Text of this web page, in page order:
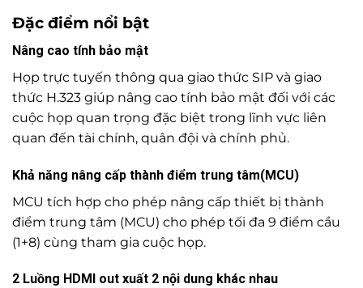
Đặc điểm nổi bật
Nâng cao tính bảo mật
Họp trực tuyến thông qua giao thức SIP và giao
thức H.323 giúp nâng cao tính bảo mật đối với các
cuộc họp quan trọng đặc biệt trong lĩnh vực liên
quan đến tài chính, quân đội và chính phủ.
Khả năng nâng cấp thành điểm trung tâm(MCU)
MCU tích hợp cho phép nâng cấp thiết bị thành
điểm trung tâm (MCU) cho phép tối đa 9 điểm cầu
(1+8) cùng tham gia cuộc họp.
2 Luồng HDMI out xuất 2 nội dung khác nhau